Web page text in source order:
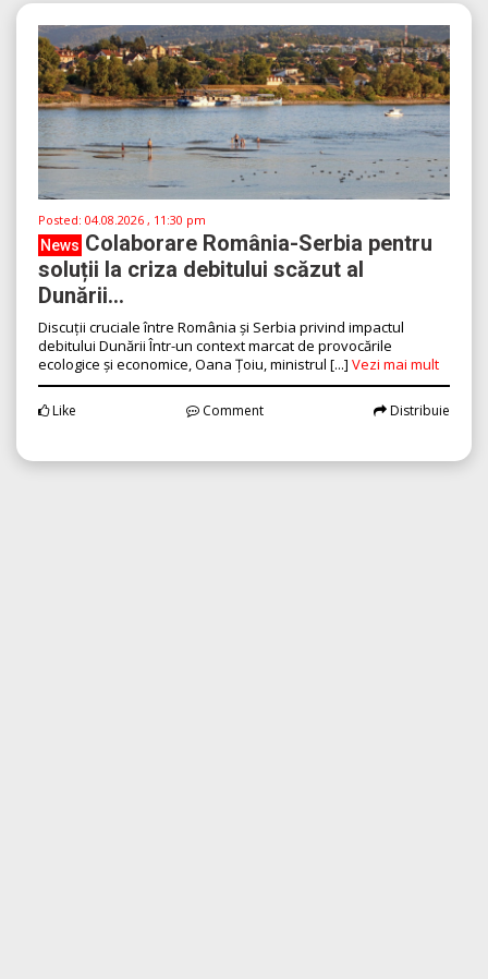
Posted: 04.08.2026 , 11:30 pm
News Colaborare România-Serbia pentru
soluții la criza debitului scăzut al
Dunării...
Discuții cruciale între România și Serbia privind impactul
debitului Dunării Într-un context marcat de provocările
ecologice și economice, Oana Țoiu, ministrul [...] Vezi mai mult
Like Comment Distribuie